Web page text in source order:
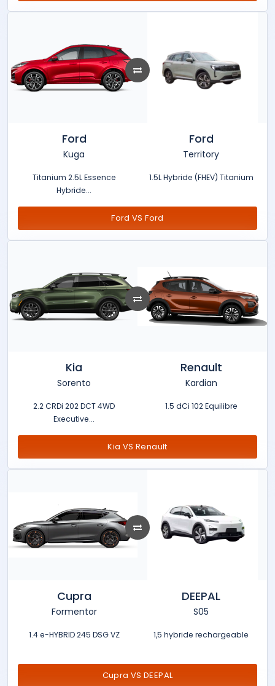
Ford
Kuga
Titanium 2.5L Essence
Hybride...
Ford
Territory
1.5L Hybride (FHEV) Titanium
Ford VS Ford
Kia
Sorento
2.2 CRDi 202 DCT 4WD
Executive...
Renault
Kardian
1.5 dCi 102 Equilibre
Kia VS Renault
Cupra
Formentor
1.4 e-HYBRID 245 DSG VZ
DEEPAL
S05
1,5 hybride rechargeable
Cupra VS DEEPAL